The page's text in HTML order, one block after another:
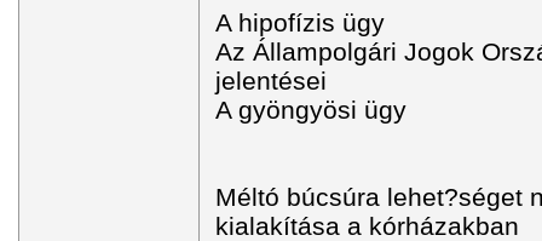
A hipofízis ügy
Az Állampolgári Jogok
jelentései
A gyöngyösi ügy
Méltó búcsúra lehet?séget
kialakítása a kórházakban